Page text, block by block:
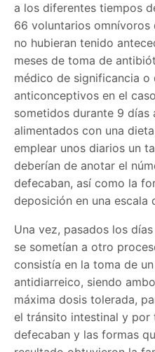
a los diferentes tiempos
66 voluntarios omnívoros
no hubieran tenido
meses de toma de
médico de significancia o
anticonceptivos en el
sometidos durante 9 días
alimentados con una
emplear unos diarios un
deberían de anotar el
defecaban, así como la
deposición en una escala
Una vez, pasados los
se sometían a otro
consistía en la toma de
antidiarreico, siendo
máxima dosis tolerada,
el tránsito intestinal y por
defecaban y las formas